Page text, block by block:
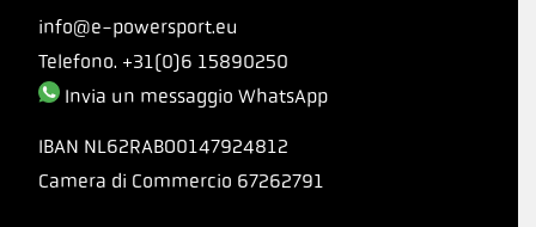
info@e-powersport.eu
Telefono. +31(0)6 15890250
Invia un messaggio WhatsApp
IBAN NL62RABO0147924812
Camera di Commercio 67262791